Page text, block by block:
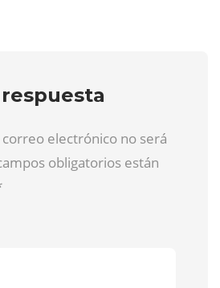
electrónico no será
obligatorios están